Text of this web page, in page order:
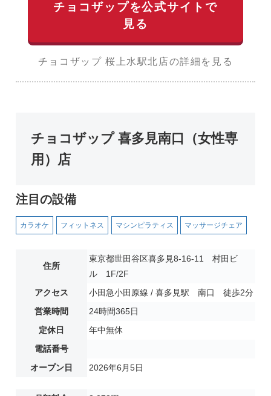
チョコザップを公式サイトで
見る
チョコザップ 桜上水駅北店の詳細を見る
チョコザップ 喜多見南口（女性専
用）店
注目の設備
カラオケ フィットネス マシンピラティス マッサージチェア
住所
東京都世田谷区喜多見8-16-11 村田ビ
ル 1F/2F
アクセス
小田急小田原線 / 喜多見駅 南口 徒歩2分
営業時間
24時間365日
定休日
年中無休
電話番号
オープン日
2026年6月5日